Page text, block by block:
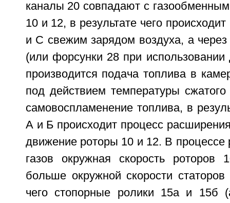
каналы 20 совпадают с
10 и 12, в результате чего
и С свежим зарядом воздуха, а
(или форсунки 28 при использовании
производится подача топлива в
под действием температуры сжатого
самовоспламенение топлива, в
А и Б происходит процесс
движение роторы 10 и 12. В процессе
газов окружная скорость роторов
больше окружной скорости
чего стопорные ролики 15а и 15б